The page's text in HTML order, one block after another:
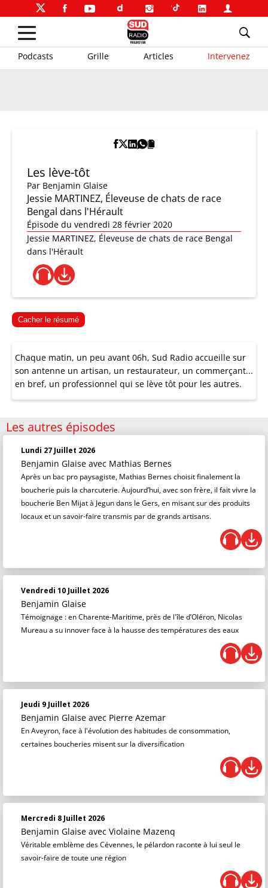
Podcasts Grille Articles Intervenez
Les lève-tôt
Par Benjamin Glaise
Jessie MARTINEZ, Éleveuse de chats de race
Bengal dans l'Hérault
Épisode du vendredi 28 février 2020
Jessie MARTINEZ, Éleveuse de chats de race Bengal
dans l'Hérault
Cacher le résumé
Chaque matin, un peu avant 06h, Sud Radio accueille sur
son antenne un artisan, un restaurateur, un commerçant...
en bref, un professionnel qui se lève tôt pour les autres.
Les autres épisodes
Lundi 27 Juillet 2026
Benjamin Glaise avec Mathias Bernes
Après un bac pro paysagiste, Mathias Bernes choisit finalement la
boucherie puis la charcuterie. Aujourd’hui, avec son frère, il fait vivre la
boucherie Ben Mijat à Jegun dans le Gers, en misant sur des produits
locaux et un savoir-faire transmis par de grands artisans.
Vendredi 10 Juillet 2026
Benjamin Glaise
Témoignage : en Charente-Maritime, près de l'île d’Oléron, Nicolas
Mureau a su innover face à la hausse des températures des eaux
Jeudi 9 Juillet 2026
Benjamin Glaise avec Pierre Azemar
En Aveyron, face à l'évolution des habitudes de consommation,
certaines boucheries misent sur la diversification
Mercredi 8 Juillet 2026
Benjamin Glaise avec Violaine Mazenq
Véritable emblème des Cévennes, le pélardon raconte à lui seul le
savoir-faire de toute une région